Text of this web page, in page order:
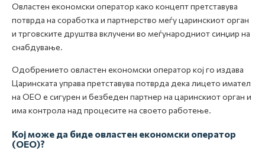
Овластен економски оператор како концепт претставува
потврда на соработка и партнерство меѓу царинскиот орган
и трговските друштва вклучени во меѓународниот синџир на
снабдување.
Одобрението овластен економски оператор кој го издава
Царинската управа претставува потврда дека лицето имател
на ОЕО е сигурен и безбеден партнер на царинскиот орган и
има контрола над процесите на своето работење.
Кој може да биде овластен економски оператор
(ОЕО)?